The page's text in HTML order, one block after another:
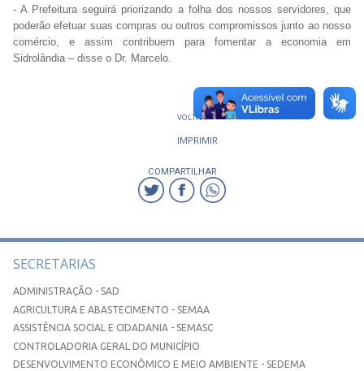
- A Prefeitura seguirá priorizando a folha dos nossos servidores, que
poderão efetuar suas compras ou outros compromissos junto ao nosso
comércio, e assim contribuem para fomentar a economia em
Sidrolândia – disse o Dr. Marcelo.
VOLTAR
IMPRIMIR
COMPARTILHAR
SECRETARIAS
ADMINISTRAÇÃO - SAD
AGRICULTURA E ABASTECIMENTO - SEMAA
ASSISTÊNCIA SOCIAL E CIDADANIA - SEMASC
CONTROLADORIA GERAL DO MUNICÍPIO
DESENVOLVIMENTO ECONÔMICO E MEIO AMBIENTE - SEDEMA